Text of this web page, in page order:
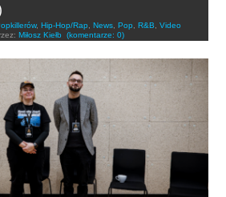
, Hip-Hop/Rap News Pop R&B
Video
Miłosz Kiełb (komentarze: 0)